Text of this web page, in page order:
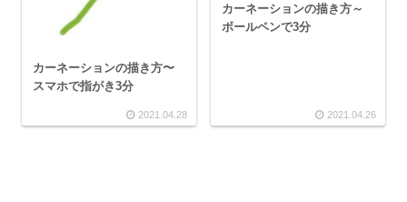
カーネーションの描き方〜
スマホで指がき3分
2021.04.28
カーネーションの描き方～
ボールペンで3分
2021.04.26